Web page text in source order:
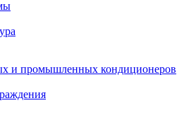
и промышленных кондиционеров